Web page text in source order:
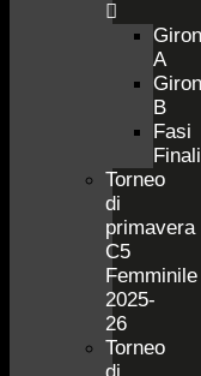
A
B
Fasi
Finali
Torneo
di
primavera
C5
Femminile
2025-
26
Torneo
di